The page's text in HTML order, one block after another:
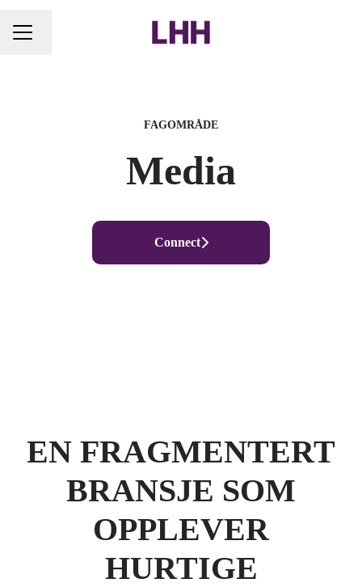
KARRIEREMENY
Endre språk
FAGOMRÅDE
Media
Connect
EN FRAGMENTERT
BRANSJE SOM
OPPLEVER
HURTIGE